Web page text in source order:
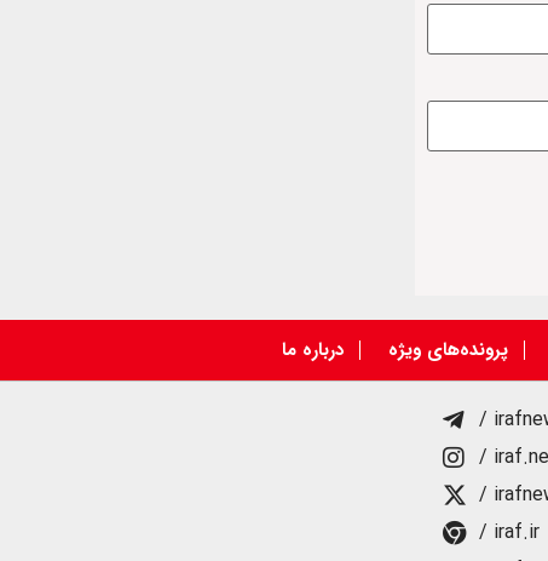
پرونده‌های ویژه درباره ما
/
/
/
/ iraf.ir